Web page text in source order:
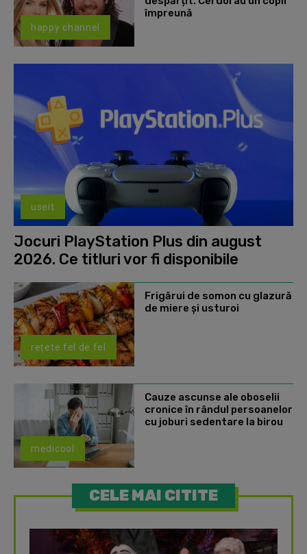
happy channel
împreună
useit
Jocuri PlayStation Plus din august
2026. Ce titluri vor fi disponibile
rețete fel de fel
Frigărui de somon cu glazură
de miere și usturoi
medicool
Cauze ascunse ale oboselii
cronice în rândul persoanelor
cu joburi sedentare la birou
CELE MAI CITITE